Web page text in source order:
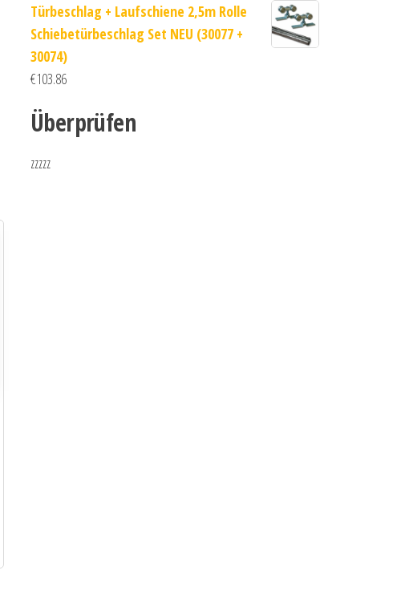
Türbeschlag + Laufschiene 2,5m Rolle
Schiebetürbeschlag Set NEU (30077 +
30074)
€103.86
Überprüfen
zzzzz